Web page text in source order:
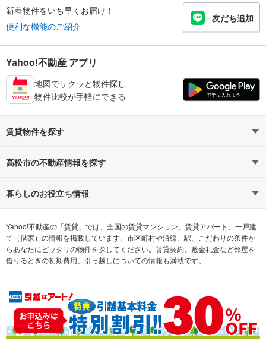
新着物件をいち早くお届け！
便利な機能のご紹介
友だち追加
Yahoo!不動産 アプリ
地図でサクッと物件探し
物件比較が手軽にできる
賃貸物件を探す
路線・駅から探す
通勤時間から探す
不動産会社から探す 希望の条件から探す
テーマから探す ランキングから探す
高松市の不動産情報を探す
不動産・住宅
新築マンション 中古マンション
新築一戸建て 中古一戸建て
売却査定
暮らしのお役立ち情報
マンションカタログ 教えて！住まいの先生
Yahoo!不動産の「賃貸」では、全国の賃貸マンション、賃貸アパート、一戸建
て（借家）の情報を掲載しています。市区町村や沿線、駅、こだわりの条件か
らあなたにピッタリの物件を探してください。賃貸契約、敷金礼金など部屋を
借りるときの初期費用、引っ越しについての情報も満載です。